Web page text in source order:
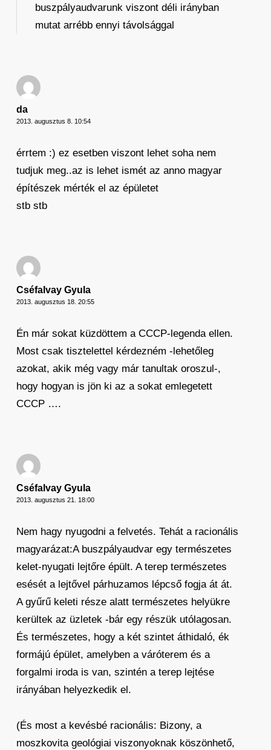
buszpályaudvarunk viszont déli irányban
mutat arrébb ennyi távolsággal
da
2013. augusztus 8. 10:54
érrtem :) ez esetben viszont lehet soha nem
tudjuk meg..az is lehet ismét az anno magyar
építészek mérték el az épületet
stb stb
Cséfalvay Gyula
2013. augusztus 18. 20:55
Én már sokat küzdöttem a CCCP-legenda ellen.
Most csak tisztelettel kérdezném -lehetőleg
azokat, akik még vagy már tanultak oroszul-,
hogy hogyan is jön ki az a sokat emlegetett
CCCP ….
Cséfalvay Gyula
2013. augusztus 21. 18:00
Nem hagy nyugodni a felvetés. Tehát a racionális
magyarázat:A buszpályaudvar egy természetes
kelet-nyugati lejtőre épült. A terep természetes
esését a lejtővel párhuzamos lépcső fogja át át.
A gyűrű keleti része alatt természetes helyükre
kerültek az üzletek -bár egy részük utólagosan.
És természetes, hogy a két szintet áthidaló, ék
formájú épület, amelyben a váróterem és a
forgalmi iroda is van, szintén a terep lejtése
irányában helyezkedik el.
(És most a kevésbé racionális: Bizony, a
moszkovita geológiai viszonyoknak köszönhető,